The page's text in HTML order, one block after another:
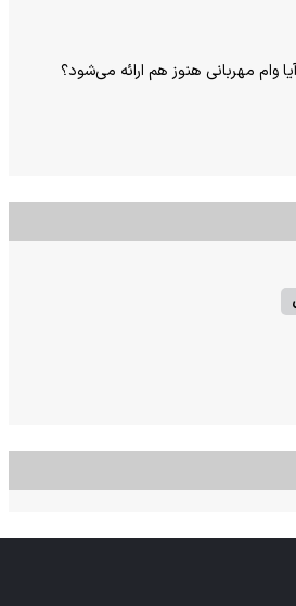
آیا وام مهربانی هنوز هم ارائه می‌شود؟